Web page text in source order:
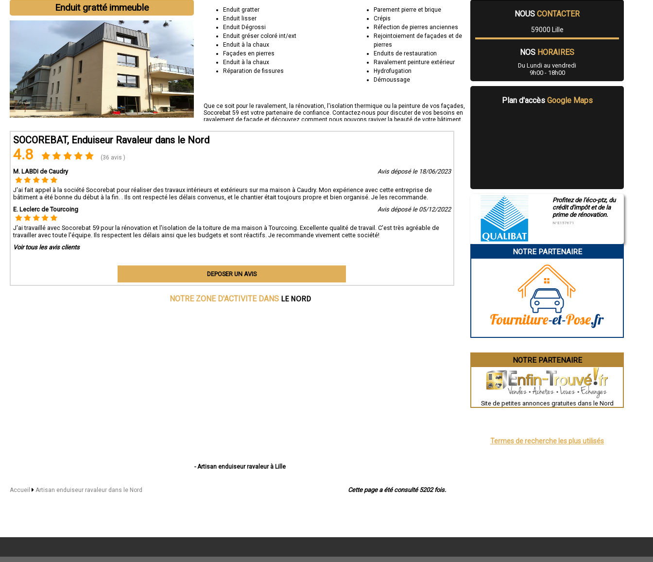
Savoir-faire technique : Notre équipe maîtrise les techniques de ravalement les plus
avancées pour garantir des résultats exceptionnels.
Engagement envers la qualité : Socorebat 59 s'engage à restaurer vos façades avec soin et
à améliorer l'efficacité énergétique de votre espace.
Enduit gratté immeuble
Enduit gratter
Enduit lisser
Enduit Dégrossi
Enduit gréser coloré int/ext
Enduit à la chaux
Façades en pierres
Enduit à la chaux
Réparation de fissures
Parement pierre et brique
Crépis
Réfection de pierres anciennes
Rejointoiement de façades et de
pierres
Enduits de restauration
Ravalement peinture extérieur
Hydrofugation
Démoussage
Que ce soit pour le ravalement, la rénovation, l'isolation thermique ou la peinture de vos façades,
Socorebat 59 est votre partenaire de confiance. Contactez-nous pour discuter de vos besoins en
ravalement de façade et découvrez comment nous pouvons raviver la beauté de votre bâtiment.
SOCOREBAT, Enduiseur Ravaleur dans le Nord
4.8 (36 avis )
M. LABDI de Caudry Avis déposé le 18/06/2023
J'ai fait appel à la société Socorebat pour réaliser des travaux intérieurs et extérieurs sur ma maison à Caudry. Mon expérience avec cette entreprise de
bâtiment a été bonne du début à la fin. . Ils ont respecté les délais convenus, et le chantier était toujours propre et bien organisé. Je les recommande.
E. Leclerc de Tourcoing
Avis déposé le 05/12/2022
J'ai travaillé avec Socorebat 59 pour la rénovation et l'isolation de la toiture de ma maison à Tourcoing. Excellente qualité de travail. C'est très agréable de
travailler avec toute l'équipe. Ils respectent les délais ainsi que les budgets et sont réactifs. Je recommande vivement cette société!
Voir tous les avis clients
DEPOSER UN AVIS
NOTRE ZONE D'ACTIVITE DANS LE NORD
- Artisan enduiseur ravaleur à Lille
- Artisan enduiseur ravaleur à Marcq-en-Barœul
Cette page a été consulté 5202 fois.
Accueil Artisan enduiseur ravaleur dans le Nord
NOUS CONTACTER
59000 Lille
NOS HORAIRES
Du Lundi au vendredi
9h00 - 18h00
Plan d'accès Google Maps
Profitez de l'éco-ptz, du
crédit d'impôt et de la
prime de rénovation.
N°E157671
NOTRE PARTENAIRE
NOTRE PARTENAIRE
Site de petites annonces gratuites dans le Nord
Termes de recherche les plus utilisés